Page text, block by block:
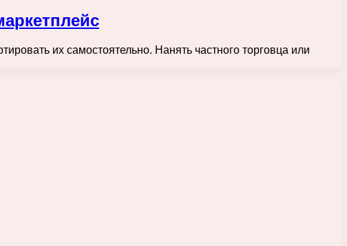
их самостоятельно. Нанять частного торговца или